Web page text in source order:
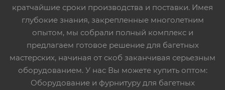
кратчайшие сроки производства и поставки. Имея
глубокие знания, закрепленные многолетним
опытом, мы собрали полный комплекс и
предлагаем готовое решение для багетных
мастерских, начиная от скоб заканчивая серьезным
оборудованием. У нас Вы можете купить оптом:
Оборудование и фурнитуру для багетных